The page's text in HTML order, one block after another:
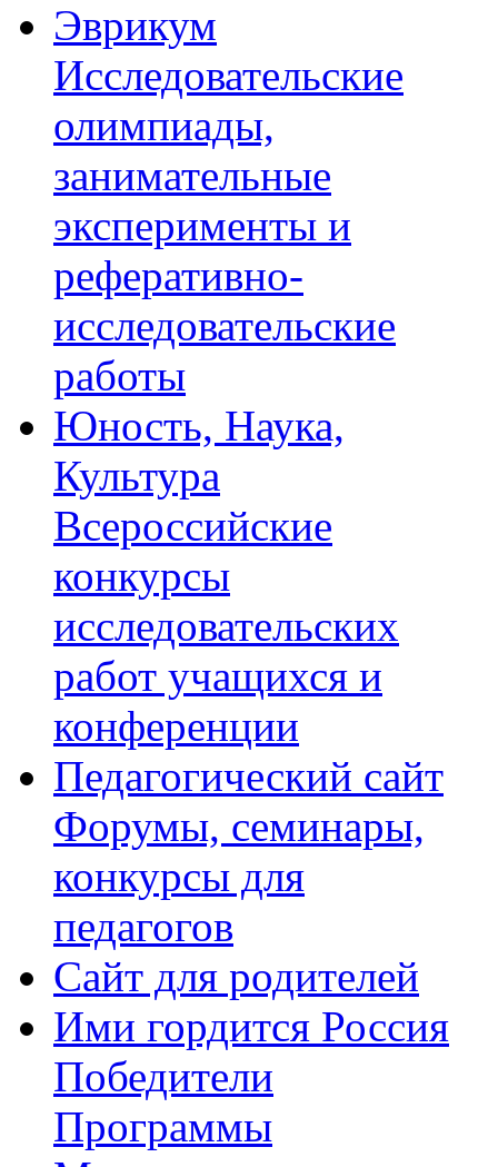
Эврикум
Исследовательские
олимпиады,
занимательные
эксперименты и
реферативно-
исследовательские
работы
Юность, Наука,
Культура
Всероссийские
конкурсы
исследовательских
работ учащихся и
конференции
Педагогический сайт
Форумы, семинары,
конкурсы для
педагогов
Сайт для родителей
Ими гордится Россия
Победители
Программы